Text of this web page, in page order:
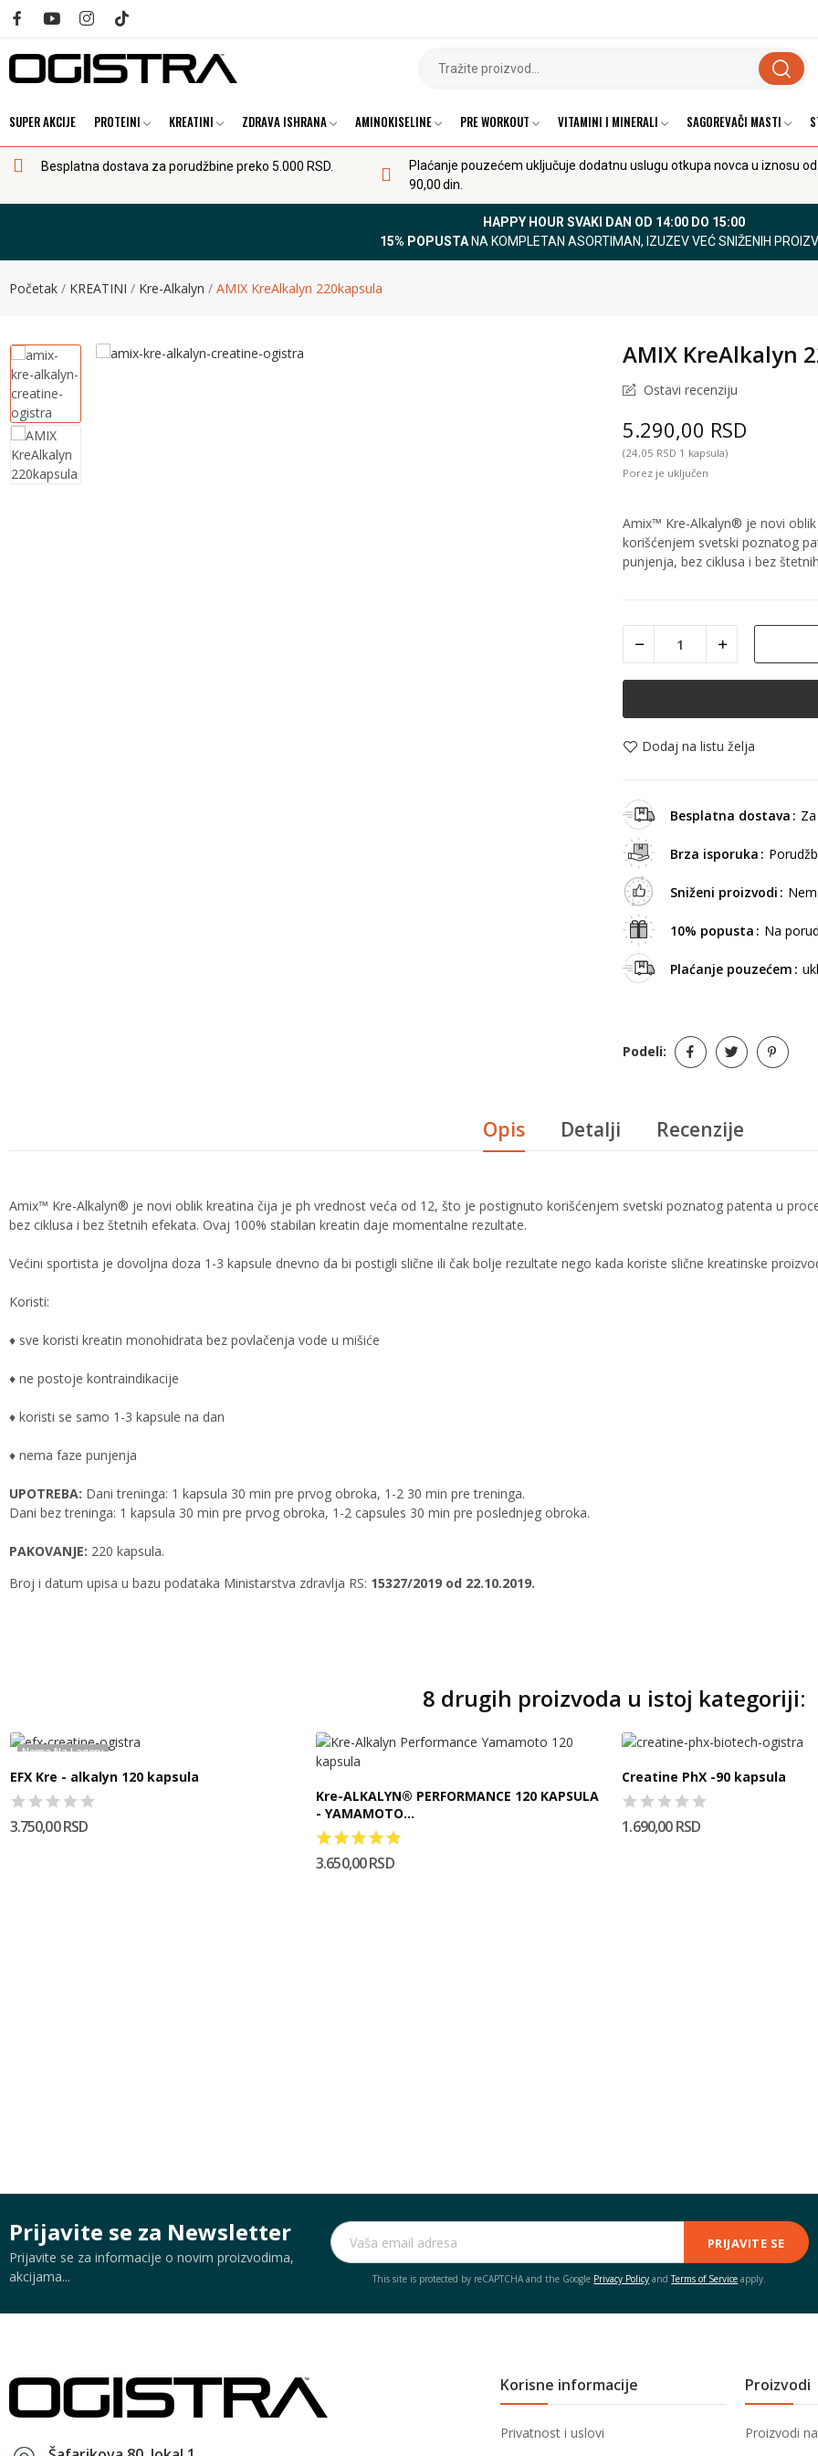
SUPER AKCIJE PROTEINI KREATINI ZDRAVA ISHRANA AMINOKISELINE PRE WORKOUT VITAMINI I MINERALI SAGOREVAČI MASTI
Besplatna dostava za porudžbine preko 5.000 RSD.
Plaćanje pouzećem uključuje dodatnu uslugu otkupa novca u iznosu od
90,00 din.
HAPPY HOUR SVAKI DAN OD 14:00 DO 15:00
15% POPUSTANA KOMPLETAN ASORTIMAN, IZUZEV VEĆ SNIŽENIH
Početak KREATINI Kre-Alkalyn AMIX KreAlkalyn 220kapsula
AMIX KreAlkalyn
Ostavi recenziju
5.290,00 RSD
(24,05 RSD 1 kapsula)
Porez je uključen
Amix™ Kre-Alkalyn® je novi
korišćenjem svetski poznatog
punjenja, bez ciklusa i bez
Dodaj na listu želja
Besplatna dostava
Brza isporuka
Sniženi proizvodi
10% popusta Na
Plaćanje pouzećem
Podeli:
Opis Detalji Recenzije
Amix™ Kre-Alkalyn® je novi oblik kreatina čija je ph vrednost veća od 12, što je postignuto korišćenjem svetski poznatog patenta u
bez ciklusa i bez štetnih efekata. Ovaj 100% stabilan kreatin daje momentalne rezultate.
Većini sportista je dovoljna doza 1-3 kapsule dnevno da bi postigli slične ili čak bolje rezultate nego kada koriste slične kreatinske
Koristi:
♦ sve koristi kreatin monohidrata bez povlačenja vode u mišiće
♦ ne postoje kontraindikacije
♦ koristi se samo 1-3 kapsule na dan
♦ nema faze punjenja
UPOTREBA: Dani treninga: 1 kapsula 30 min pre prvog obroka, 1-2 30 min pre treninga.
Dani bez treninga: 1 kapsula 30 min pre prvog obroka, 1-2 capsules 30 min pre poslednjeg obroka.
PAKOVANJE: 220 kapsula.
Broj i datum upisa u bazu podataka Ministarstva zdravlja RS: 15327/2019 od 22.10.2019.
8 drugih proizvoda u istoj kategoriji:
Nema Na Lageru
EFX Kre - alkalyn 120 kapsula
3.750,00 RSD
Kre-ALKALYN® PERFORMANCE 120 KAPSULA
- YAMAMOTO...
3.650,00 RSD
Creatine PhX -90 kapsula
1.690,00 RSD
Prijavite se za Newsletter
Prijavite se za informacije o novim proizvodima,
akcijama...
PRIJAVITE SE
This site is protected by reCAPTCHA and the Google Privacy Policy andTerms of Service apply.
Korisne informacije
Privatnost i uslovi
Proizvodi
Proizvodi